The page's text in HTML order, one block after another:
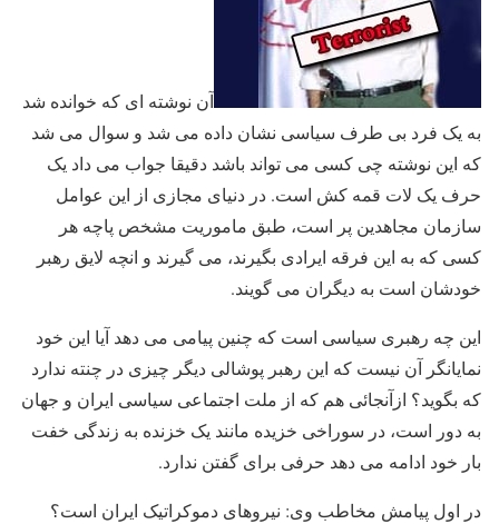
آن نوشته ای که خوانده شد
به یک فرد بی طرف سیاسی نشان داده می شد و سوال می شد
که این نوشته چی کسی می تواند باشد دقیقا جواب می داد یک
حرف یک لات قمه کش است. در دنیای مجازی از این عوامل
سازمان مجاهدین پر است، طبق ماموریت مشخص پاچه هر
کسی که به این فرقه ایرادی بگیرند، می گیرند و انچه لایق رهبر
خودشان است به دیگران می گویند.
این چه رهبری سیاسی است که چنین پیامی می دهد آیا این خود
نمایانگر آن نیست که این رهبر پوشالی دیگر چیزی در چنته ندارد
که بگوید؟ ازآنجائی هم که از ملت اجتماعی سیاسی ایران و جهان
به دور است، در سوراخی خزیده مانند یک خزنده به زندگی خفت
بار خود ادامه می دهد حرفی برای گفتن ندارد.
در اول پیامش مخاطب وی: نیروهای دموکراتیک ایران است؟